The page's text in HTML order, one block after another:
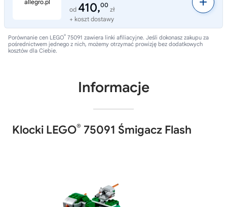
od 410,00
zł
+ koszt dostawy
Porównanie cen LEGO® 75091 zawiera linki afiliacyjne. Jeśli dokonasz zakupu za
pośrednictwem jednego z nich, możemy otrzymać prowizję bez dodatkowych
kosztów dla Ciebie.
Informacje
Klocki LEGO® 75091 Śmigacz Flash